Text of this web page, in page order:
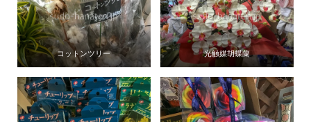
コットンツリー 光触媒胡蝶蘭